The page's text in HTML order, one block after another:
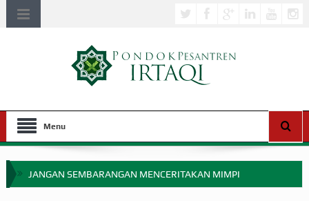
Menu
JANGAN SEMBARANGAN MENCERITAKAN MIMPI